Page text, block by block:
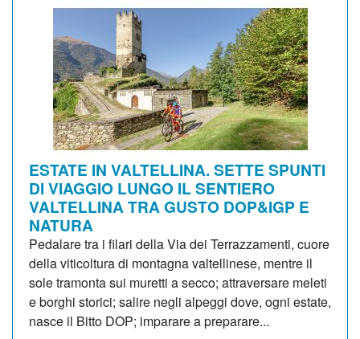
ESTATE IN VALTELLINA. SETTE SPUNTI
DI VIAGGIO LUNGO IL SENTIERO
VALTELLINA TRA GUSTO DOP&IGP E
NATURA
Pedalare tra i filari della Via dei Terrazzamenti, cuore
della viticoltura di montagna valtellinese, mentre il
sole tramonta sui muretti a secco; attraversare meleti
e borghi storici; salire negli alpeggi dove, ogni estate,
nasce il Bitto DOP; imparare a preparare...